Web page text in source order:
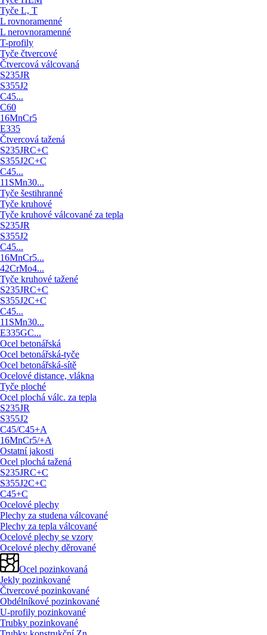
Tyče L, T
L rovnoramenné
L nerovnoramenné
T-profily
Tyče čtvercové
Čtvercová válcovaná
S235JR
S355J2
C45...
C60
16MnCr5
E335
Čtvercová tažená
S235JRC+C
S355J2C+C
C45...
11SMn30...
Tyče šestihranné
Tyče kruhové
Tyče kruhové válcované za tepla
S235JR
S355J2
C45...
16MnCr5...
42CrMo4...
Tyče kruhové tažené
S235JRC+C
S355J2C+C
C45...
11SMn30...
E335GC...
Ocel betonářská
Ocel betonářská-tyče
Ocel betonářská-sítě
Ocelové distance, vlákna
Tyče ploché
Ocel plochá válc. za tepla
S235JR
S355J2
C45/C45+A
16MnCr5/+A
Ostatní jakosti
Ocel plochá tažená
S235JRC+C
S355J2C+C
C45+C
Ocelové plechy
Plechy za studena válcované
Plechy za tepla válcované
Ocelové plechy se vzory
Ocelové plechy děrované
Ocel pozinkovaná
Jekly pozinkované
Čtvercové pozinkované
Obdélníkové pozinkované
U-profily pozinkované
Trubky pozinkované